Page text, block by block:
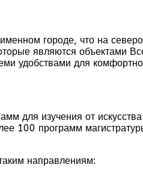
городе, что на
являются объектами
удобствами для
для изучения от
100 программ
направлениям: